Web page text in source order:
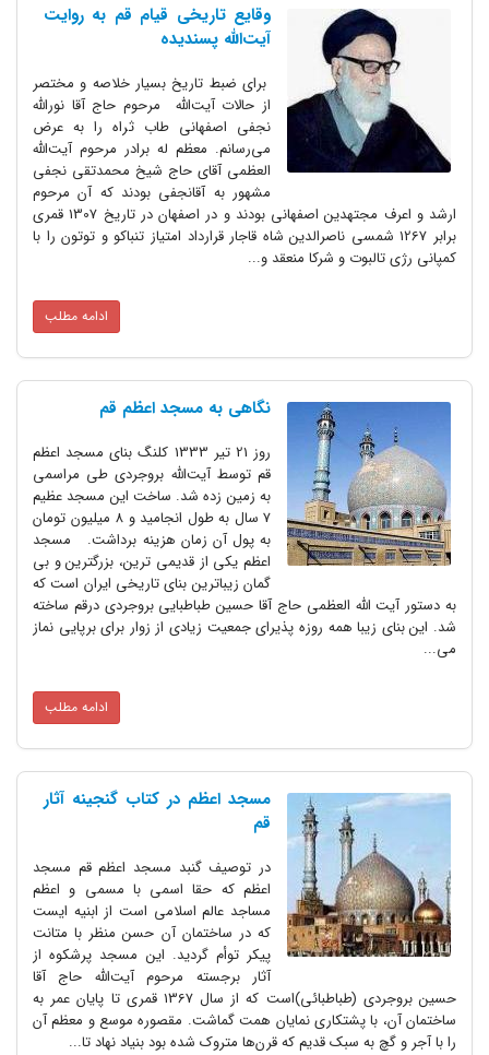
وقایع تاریخى قیام قم به روایت
آیت‏‌اللّه پسندیده
براى ضبط تاریخ بسیار خلاصه و مختصر
از حالات آیت‌اللّه مرحوم حاج آقا نوراللّه
نجفى اصفهانى طاب ثراه را به عرض
مى‌رسانم. معظم له برادر مرحوم آیت‌اللّه
العظمى آقاى حاج شیخ محمدتقى نجفى
مشهور به آقانجفى بودند که آن مرحوم
ارشد و اعرف مجتهدین اصفهانى بودند و در اصفهان در تاریخ 1307 قمرى
برابر 1267 شمسى ناصرالدین شاه قاجار قرارداد امتیاز تنباکو و توتون را با
کمپانى رژى تالبوت و شرکا منعقد و...
ادامه مطلب
نگاهی به مسجد اعظم قم
روز 21 تیر 1333 کلنگ بنای مسجد اعظم
قم توسط آیت‌الله بروجردی طی مراسمی
به زمین زده شد. ساخت این مسجد عظیم
7 سال به طول انجامید و 8 میلیون تومان
به پول آن زمان هزینه برداشت. مسجد
اعظم یکی از قدیمی ترین، بزرگترین و بی
گمان زیباترین بنای تاریخی ایران است که
به دستور آیت الله العظمی حاج آقا حسین طباطبایی بروجردی درقم ساخته
شد. این بنای زیبا همه روزه پذیرای جمعیت زیادی از زوار برای برپایی نماز
می...
ادامه مطلب
مسجد اعظم در کتاب گنجینه آثار
در توصیف گنبد مسجد اعظم قم مسجد
اعظم که حقا اسمی با مسمی و اعظم
مساجد عالم اسلامی است از ابنیه ایست
که در ساختمان آن حسن منظر با متانت
پیکر توأم گردید. این مسجد پرشکوه از
آثار برجسته مرحوم آیت‌الله حاج آقا
حسین بروجردی (طباطبائی)است که از سال 1367 قمری تا پایان عمر به
ساختمان آن، با پشتکاری نمایان همت گماشت. مقصوره موسع و معظم آن
را با آجر و گچ به سبک قدیم که قرن‌ها متروک شده بود بنیاد نهاد تا...